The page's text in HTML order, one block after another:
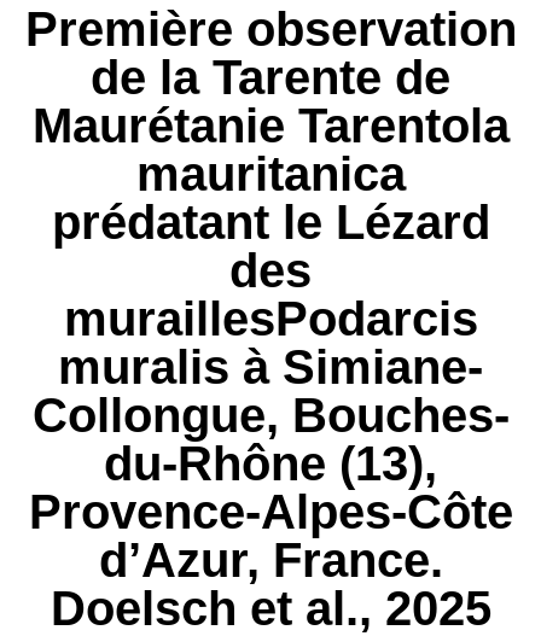
Première observation
de la Tarente de
Maurétanie Tarentola
mauritanica
prédatant le Lézard
des
muraillesPodarcis
muralis à Simiane-
Collongue, Bouches-
du-Rhône (13),
Provence-Alpes-Côte
d’Azur, France.
Doelsch et al., 2025